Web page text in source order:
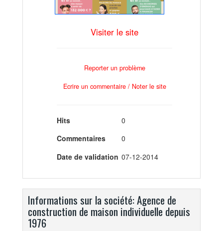
Visiter le site
Reporter un problème
Ecrire un commentaire / Noter le site
Hits
0
Commentaires
0
Date de validation 07-12-2014
Informations sur la société: Agence de
construction de maison individuelle depuis
1976